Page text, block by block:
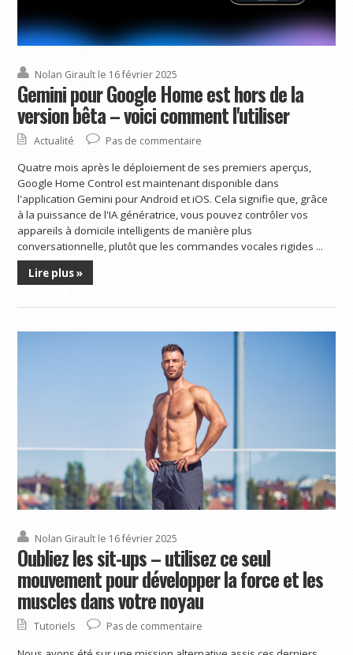
Nolan Girault le 16 février 2025
Gemini pour Google Home est hors de la
version bêta – voici comment l'utiliser
Actualité Pas de commentaire
Quatre mois après le déploiement de ses premiers aperçus,
Google Home Control est maintenant disponible dans
l'application Gemini pour Android et iOS. Cela signifie que, grâce
à la puissance de l'IA génératrice, vous pouvez contrôler vos
appareils à domicile intelligents de manière plus
conversationnelle, plutôt que les commandes vocales rigides ...
Lire plus »
Nolan Girault le 16 février 2025
Oubliez les sit-ups – utilisez ce seul
mouvement pour développer la force et les
muscles dans votre noyau
Tutoriels Pas de commentaire